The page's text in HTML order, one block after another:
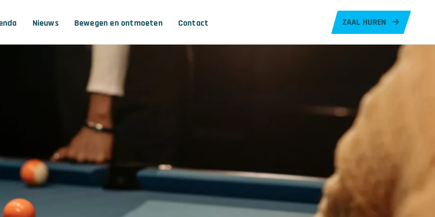
Nieuws Bewegen en ontmoeten Contact ZAAL HUREN